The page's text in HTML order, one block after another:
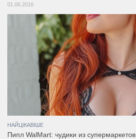
01.06.2016
НАЙЦІКАВІШЕ
Пипл WalMart: чудики из супермаркетов